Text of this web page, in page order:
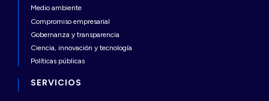
Medio ambiente
Compromiso empresarial
Gobernanza y transparencia
Ciencia, innovación y tecnología
Políticas públicas
SERVICIOS